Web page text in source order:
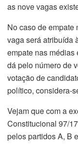
as nove vagas
No caso de empate
vaga será atribuída
empate nas médias
dá pelo número de
votação de
político, considera-
Vejam que com a
Constitucional 97/
pelos partidos A, B